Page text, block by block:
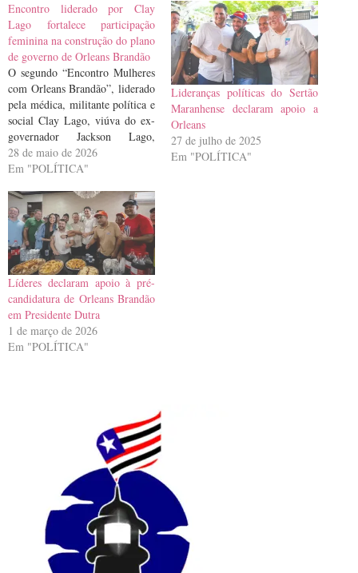
Encontro liderado por Clay
Lago fortalece participação
feminina na construção do plano
de governo de Orleans Brandão
O segundo “Encontro Mulheres
com Orleans Brandão”, liderado
pela médica, militante política e
social Clay Lago, viúva do ex-
governador Jackson Lago,
reuniu, na noite da última terça-
feira (26), lideranças de
comprometidas com a luta por
mais espaço, valorização e
fortalecimento das políticas
públicas voltadas às mulheres
no…
28 de maio de 2026
Em "POLÍTICA"
Lideranças políticas do Sertão
Maranhense declaram apoio a
Orleans
27 de julho de 2025
Em "POLÍTICA"
Líderes declaram apoio à pré-
candidatura de Orleans Brandão
em Presidente Dutra
1 de março de 2026
Em "POLÍTICA"